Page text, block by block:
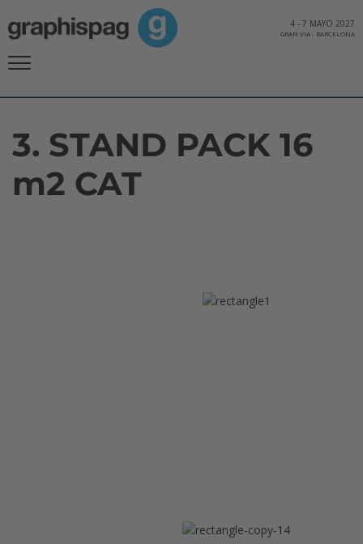
4 - 7 MAYO 2027
GRAN VIA- BARCELONA
3. STAND PACK 16
m2 CAT